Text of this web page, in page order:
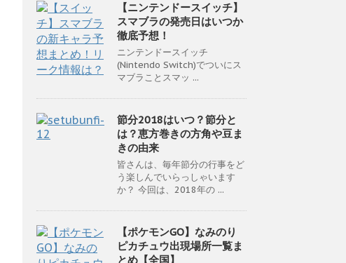
【ニンテンドースイッチ】
スマブラの発売日はいつか
徹底予想！
ニンテンドースイッチ
(Nintendo Switch)でついにス
マブラことスマッ ...
節分2018はいつ？節分と
は？恵方巻きの方角や豆ま
きの由来
皆さんは、毎年節分の行事をど
う楽しんでいらっしゃいます
か？ 今回は、2018年の ...
【ポケモンGO】なみのり
ピカチュウ出現場所一覧ま
とめ【全国】